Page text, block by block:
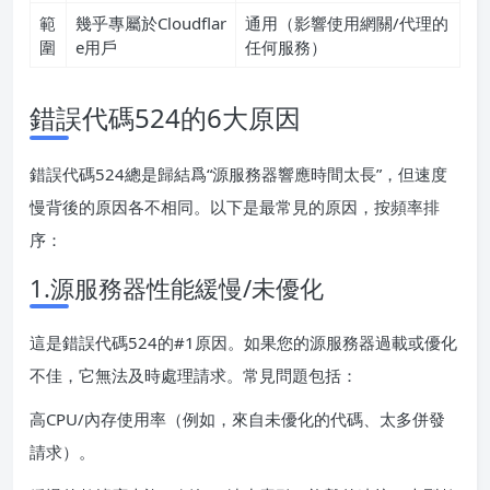
範
圍
幾乎專屬於Cloudflar
e用戶
通用（影響使用網關/代理的
任何服務）
錯誤代碼524的6大原因
錯誤代碼524總是歸結爲“源服務器響應時間太長”，但速度
慢背後的原因各不相同。以下是最常見的原因，按頻率排
序：
1.源服務器性能緩慢/未優化
這是錯誤代碼524的#1原因。如果您的源服務器過載或優化
不佳，它無法及時處理請求。常見問題包括：
高CPU/內存使用率（例如，來自未優化的代碼、太多併發
請求）。